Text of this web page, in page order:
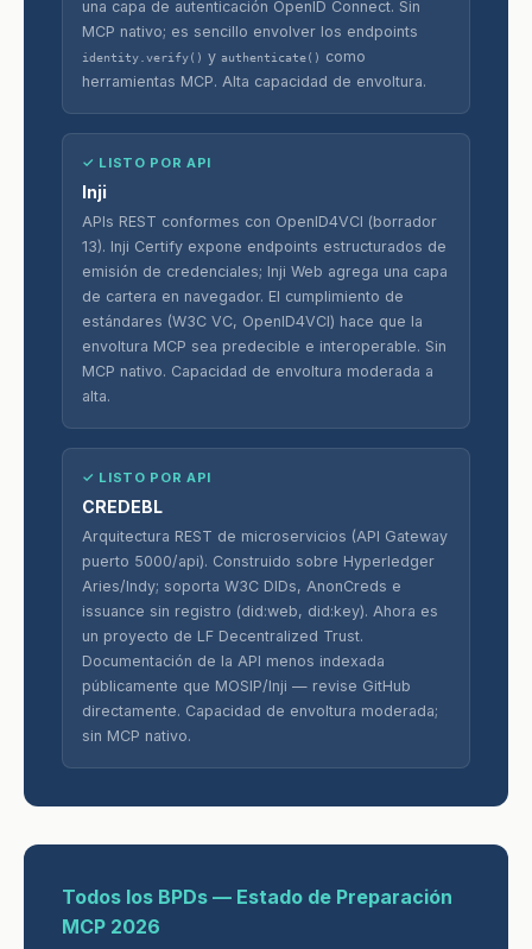
una capa de autenticación OpenID Connect. Sin
MCP nativo; es sencillo envolver los endpoints
identity.verify() y authenticate()
como
herramientas MCP. Alta capacidad de envoltura.
✓ LISTO POR API
Inji
APIs REST conformes con OpenID4VCI (borrador
13). Inji Certify expone endpoints estructurados de
emisión de credenciales; Inji Web agrega una capa
de cartera en navegador. El cumplimiento de
estándares (W3C VC, OpenID4VCI) hace que la
envoltura MCP sea predecible e interoperable. Sin
MCP nativo. Capacidad de envoltura moderada a
alta.
✓ LISTO POR API
CREDEBL
Arquitectura REST de microservicios (API Gateway
puerto 5000/api). Construido sobre Hyperledger
Aries/Indy; soporta W3C DIDs, AnonCreds e
issuance sin registro (did:web, did:key). Ahora es
un proyecto de LF Decentralized Trust.
Documentación de la API menos indexada
públicamente que MOSIP/Inji — revise GitHub
directamente. Capacidad de envoltura moderada;
sin MCP nativo.
Todos los BPDs — Estado de Preparación
MCP 2026